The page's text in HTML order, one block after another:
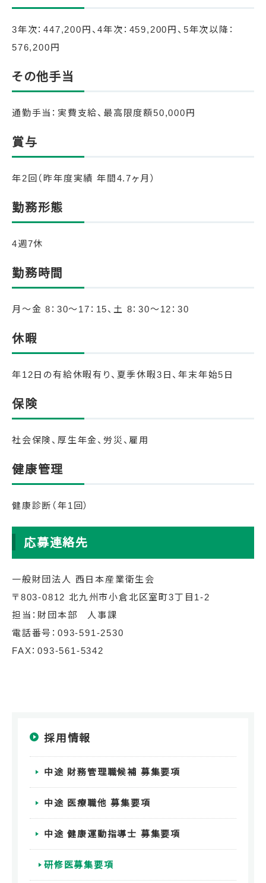
3年次：447,200円、4年次：459,200円、5年次以降：
576,200円
その他手当
通勤手当：実費支給、最高限度額50,000円
賞与
年2回（昨年度実績 年間4.7ヶ月）
勤務形態
4週7休
勤務時間
月～金 8：30～17：15、土 8：30～12：30
休暇
年12日の有給休暇有り、夏季休暇3日、年末年始5日
保険
社会保険、厚生年金、労災、雇用
健康管理
健康診断（年1回）
応募連絡先
一般財団法人 西日本産業衛生会
〒803-0812 北九州市小倉北区室町3丁目1-2
担当：財団本部 人事課
電話番号：093-591-2530
FAX：093-561-5342
採用情報
中途 財務管理職候補 募集要項
中途 医療職他 募集要項
中途 健康運動指導士 募集要項
研修医募集要項